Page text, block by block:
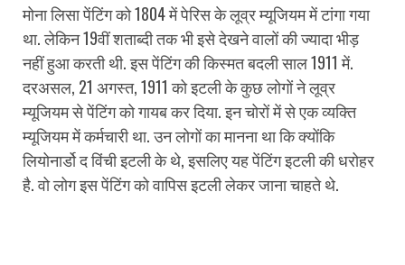
मोना लिसा पेंटिंग को 1804 में पेरिस के लूव्र म्यूजियम में टांगा गया
था. लेकिन 19वीं शताब्दी तक भी इसे देखने वालों की ज्यादा भीड़
नहीं हुआ करती थी. इस पेंटिंग की किस्मत बदली साल 1911 में.
दरअसल, 21 अगस्त, 1911 को इटली के कुछ लोगों ने लूव्र
म्यूजियम से पेंटिंग को गायब कर दिया. इन चोरों में से एक व्यक्ति
म्यूजियम में कर्मचारी था. उन लोगों का मानना था कि क्योंकि
लियोनार्डो द विंची इटली के थे, इसलिए यह पेंटिंग इटली की धरोहर
है. वो लोग इस पेंटिंग को वापिस इटली लेकर जाना चाहते थे.